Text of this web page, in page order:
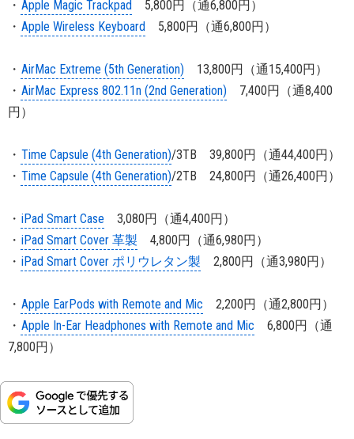
・ Apple Magic Trackpad
5,800円（通6,800円）
・ Apple Wireless Keyboard 5,800円（通6,800円）
・ AirMac Extreme (5th Generation) 13,800円（通15,400円）
・ AirMac Express 802.11n (2nd Generation) 7,400円（通8,400
円）
・ Time Capsule (4th Generation)/3TB 39,800円（通44,400円）
・ Time Capsule (4th Generation)/2TB 24,800円（通26,400円）
・ iPad Smart Case 3,080円（通4,400円）
・ iPad Smart Cover 革製 4,800円（通6,980円）
・ iPad Smart Cover ポリウレタン製 2,800円（通3,980円）
・ Apple EarPods with Remote and Mic 2,200円（通2,800円）
・ Apple In-Ear Headphones with Remote and Mic 6,800円（通
7,800円）